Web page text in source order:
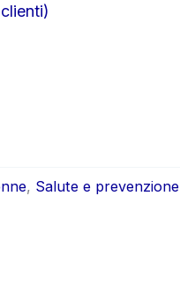
, Salute e prevenzione